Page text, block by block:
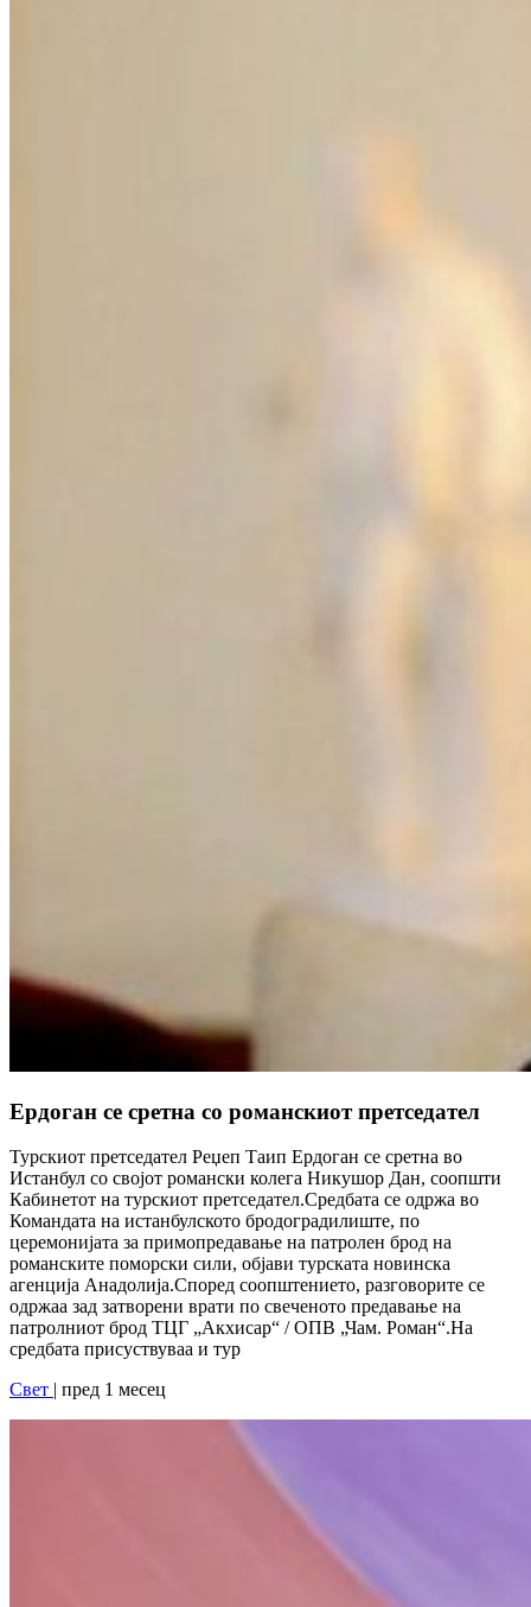
Ердоган се сретна со романскиот претседател
Турскиот претседател Реџеп Таип Ердоган се сретна во
Истанбул со својот романски колега Никушор Дан, соопшти
Кабинетот на турскиот претседател.Средбата се одржа во
Командата на истанбулското бродоградилиште, по
церемонијата за примопредавање на патролен брод на
романските поморски сили, објави турската новинска
агенција Анадолија.Според соопштението, разговорите се
одржаа зад затворени врати по свеченото предавање на
патролниот брод ТЦГ „Акхисар“ / ОПВ „Чам. Роман“.На
средбата присуствуваа и тур
Свет | пред 1 месец